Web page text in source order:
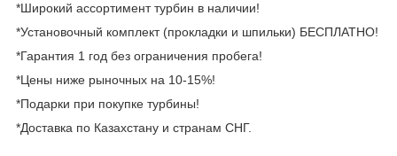
*Широкий ассортимент турбин в наличии!
*Установочный комплект (прокладки и шпильки) БЕСПЛАТНО!
*Гарантия 1 год без ограничения пробега!
*Цены ниже рыночных на 10-15%!
*Подарки при покупке турбины!
*Доставка по Казахстану и странам СНГ.